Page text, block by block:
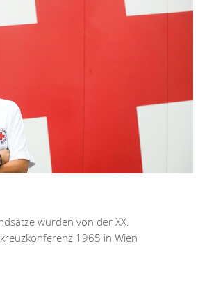
wurden von der XX.
1965 in Wien